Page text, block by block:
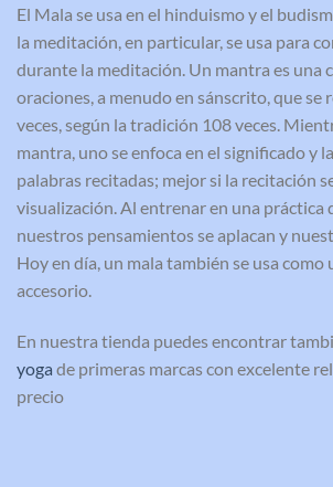
El Mala se usa en el hinduismo y el
la meditación, en particular, se usa para
durante la meditación. Un mantra es una
oraciones, a menudo en sánscrito, que se
veces, según la tradición 108 veces.
mantra, uno se enfoca en el significado y
palabras recitadas; mejor si la recitación
visualización. Al entrenar en una práctica
nuestros pensamientos se aplacan y
Hoy en día, un mala también se usa como
accesorio.
En nuestra tienda puedes encontrar
yoga de primeras marcas con excelente
precio